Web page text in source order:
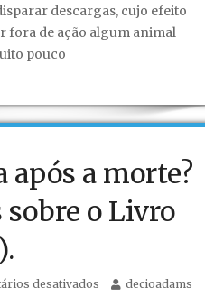
Recomeço
em
VII
–
do
segue.
descargas, cujo efeito
fora de ação algum animal
pouco
após a morte?
sobre o Livro
desativadosem
decioadams